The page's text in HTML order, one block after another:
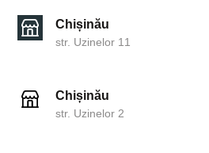
Chișinău
str. Uzinelor 11
Chișinău
str. Uzinelor 2